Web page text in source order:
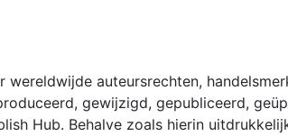
auteursrechten,
gewijzigd, gepubliceerd,
Hub. Behalve zoals hierin